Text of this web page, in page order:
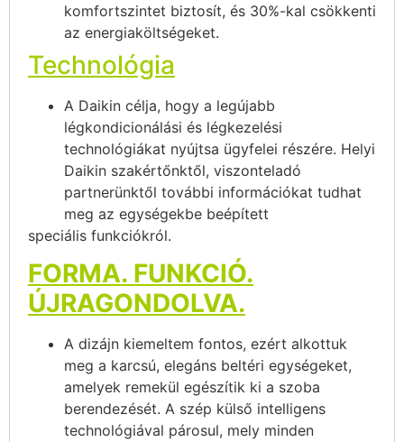
komfortszintet biztosít, és 30%-kal csökkenti
az energiaköltségeket.
Technológia
A Daikin célja, hogy a legújabb
légkondicionálási és légkezelési
technológiákat nyújtsa ügyfelei részére. Helyi
Daikin szakértőnktől, viszonteladó
partnerünktől további információkat tudhat
meg az egységekbe beépített
speciális funkciókról.
FORMA. FUNKCIÓ.
ÚJRAGONDOLVA.
A dizájn kiemeltem fontos, ezért alkottuk
meg a karcsú, elegáns beltéri egységeket,
amelyek remekül egészítik ki a szoba
berendezését. A szép külső intelligens
technológiával párosul, mely minden